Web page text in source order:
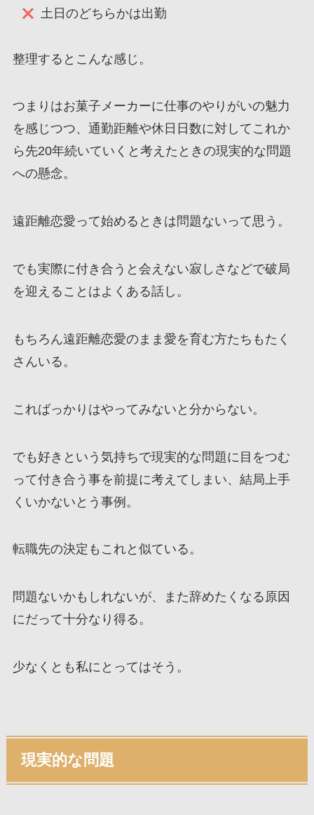
土日のどちらかは出勤
整理するとこんな感じ。
つまりはお菓子メーカーに仕事のやりがいの魅力
を感じつつ、通勤距離や休日日数に対してこれか
ら先20年続いていくと考えたときの現実的な問題
への懸念。
遠距離恋愛って始めるときは問題ないって思う。
でも実際に付き合うと会えない寂しさなどで破局
を迎えることはよくある話し。
もちろん遠距離恋愛のまま愛を育む方たちもたく
さんいる。
こればっかりはやってみないと分からない。
でも好きという気持ちで現実的な問題に目をつむ
って付き合う事を前提に考えてしまい、結局上手
くいかないとう事例。
転職先の決定もこれと似ている。
問題ないかもしれないが、また辞めたくなる原因
にだって十分なり得る。
少なくとも私にとってはそう。
現実的な問題